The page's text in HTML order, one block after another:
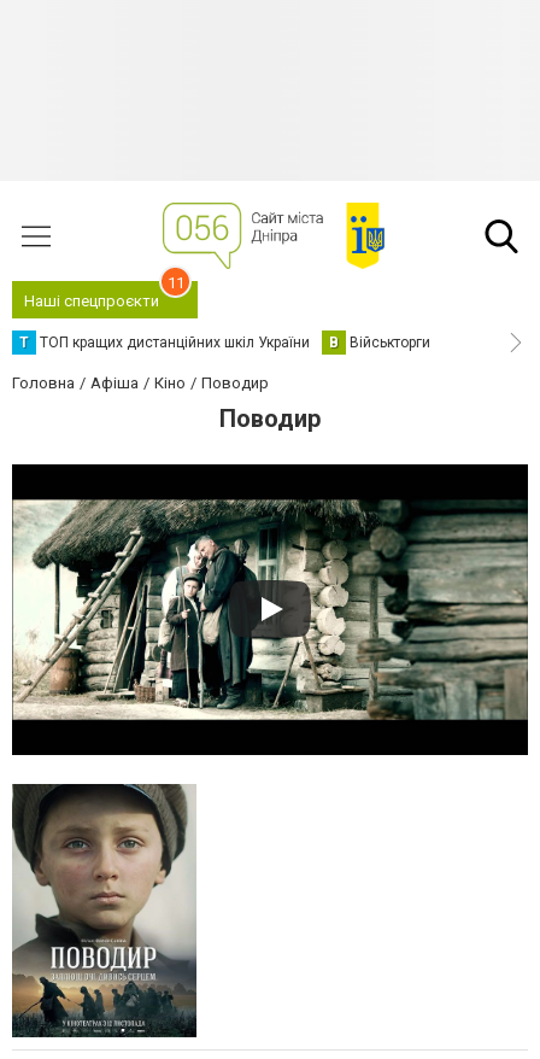
Наші спецпроєкти
11
Т ТОП кращих дистанційних шкіл України В Військторги
Головна Афіша Кіно Поводир
Поводир